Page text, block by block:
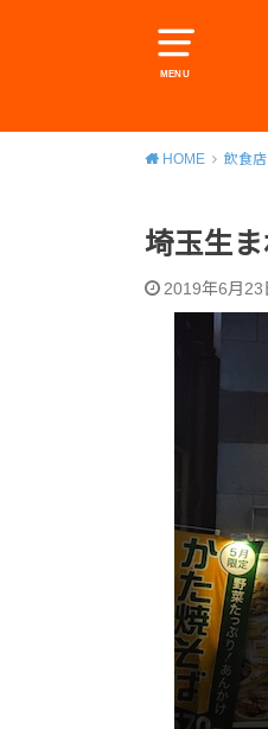
MENU
HOME 飲食店
埼玉生
2019年6月23